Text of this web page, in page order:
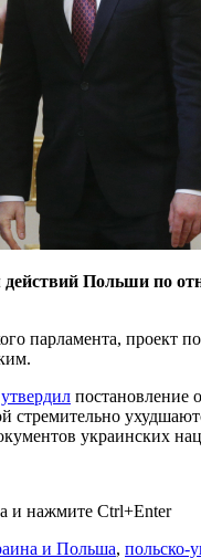
Польши по
парламента, проект
утвердил постановление
стремительно
украинских
и нажмите Ctrl+Enter
и Польша, польско-